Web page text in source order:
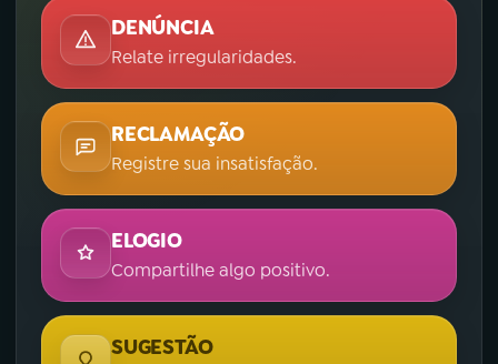
DENÚNCIA
Relate irregularidades.
RECLAMAÇÃO
Registre sua insatisfação.
ELOGIO
Compartilhe algo positivo.
SUGESTÃO